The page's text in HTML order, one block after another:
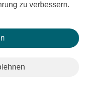
und Magie"
zu verbessern.